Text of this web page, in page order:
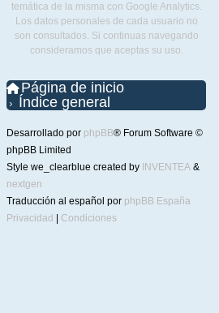
temática de la misma con Google Analytics.
Los datos personales de cada usuario no
son consultados. Si continuas navegando
consideramos que aceptas su uso.
Página de inicio
Índice general
Desarrollado por phpBB® Forum Software ©
phpBB Limited
Style we_clearblue created by INVENTEA &
nextgen
Traducción al español por phpBB España
Privacidad
Condiciones